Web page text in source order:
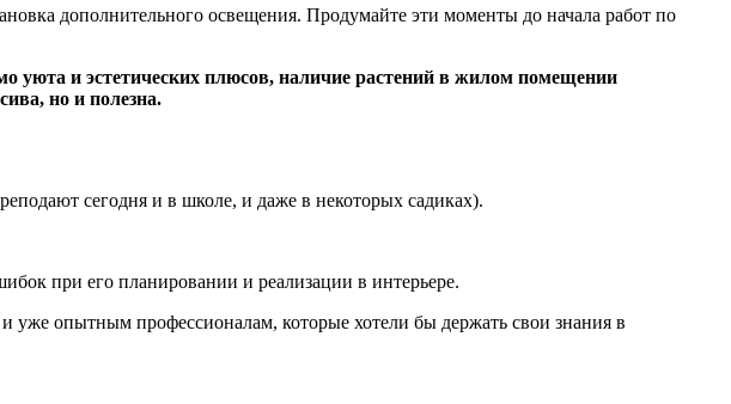
дополнительного освещения. Продумайте эти моменты до начала работ по
уюта и эстетических плюсов, наличие растений в жилом помещении
но и полезна.
сегодня и в школе, и даже в некоторых садиках).
при его планировании и реализации в интерьере.
уже опытным профессионалам, которые хотели бы держать свои знания в